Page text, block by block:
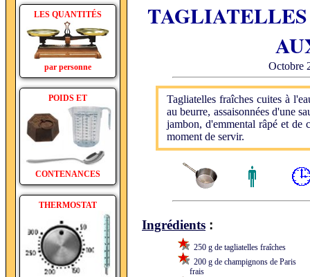
LES QUANTITÉS
par personne
POIDS ET
CONTENANCES
THERMOSTAT
Octobre
Tagliatelles fraîches cuites à
au beurre, assaisonnées d'une
jambon, d'emmental râpé et de
moment de servir.
Ingrédients :
250 g de tagliatelles fraîches
200 g de champignons de Paris
frais